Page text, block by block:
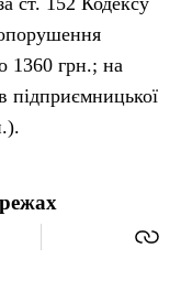
1360 грн.; на
підприємницької